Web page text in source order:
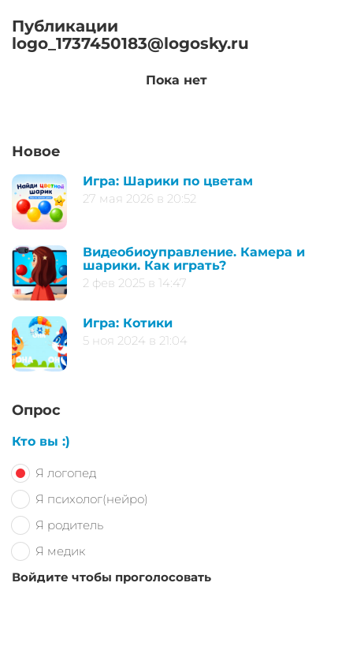
Публикации
logo_1737450183@logosky.ru
Пока нет
Новое
Игра: Шарики по цветам
27 мая 2026 в 20:52
Видеобиоуправление. Камера и
шарики. Как играть?
2 фев 2025 в 14:47
Игра: Котики
5 ноя 2024 в 21:04
Опрос
Кто вы :)
Я логопед
Я психолог(нейро)
Я родитель
Я медик
Войдите чтобы проголосовать